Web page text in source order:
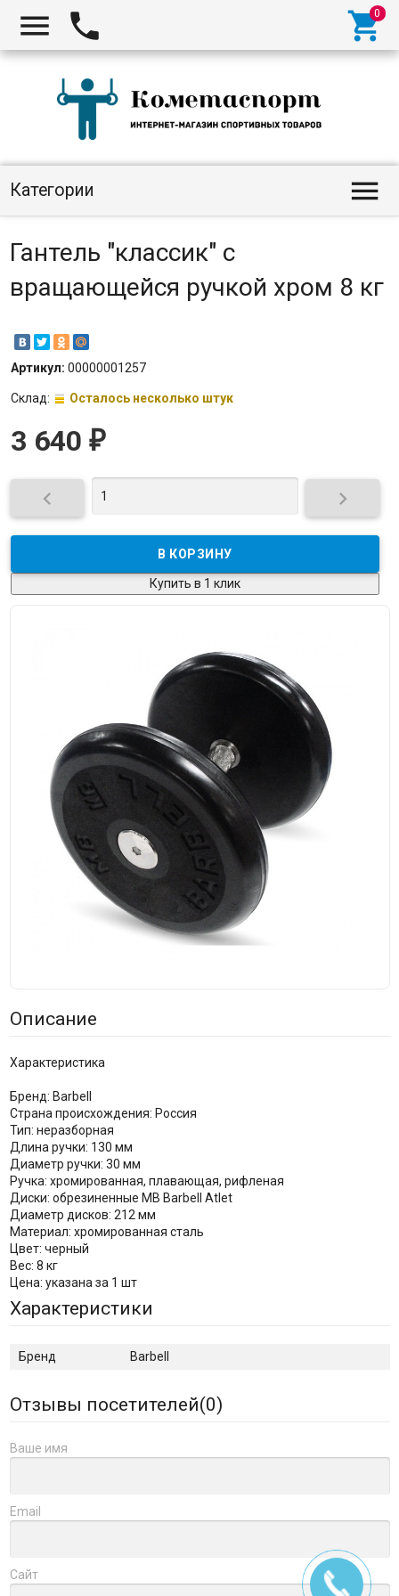
  
Категории 
Гантель "классик" с
вращающейся ручкой хром 8 кг
Артикул: 00000001257
Склад: Осталось несколько штук
3 640 ₽
 
Купить в 1 клик
Описание
Характеристика
Бренд: Barbell
Страна происхождения: Россия
Тип: неразборная
Длина ручки: 130 мм
Диаметр ручки: 30 мм
Ручка: хромированная, плавающая, рифленая
Диски: обрезиненные MB Barbell Atlet
Диаметр дисков: 212 мм
Материал: хромированная сталь
Цвет: черный
Вес: 8 кг
Цена: указана за 1 шт
Характеристики
Бренд Barbell
Отзывы посетителей(0)
Ваше имя
Email
Сайт